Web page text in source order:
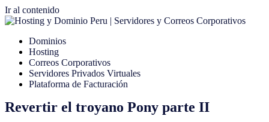
Ir al contenido
Dominios
Hosting
Correos Corporativos
Servidores Privados Virtuales
Plataforma de Facturación
Revertir el troyano Pony parte II